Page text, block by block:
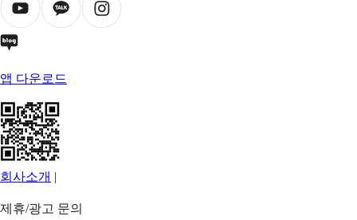
앱 다운로드
회사소개 |
제휴/광고 문의